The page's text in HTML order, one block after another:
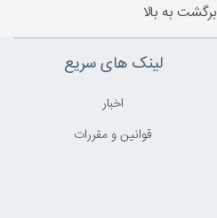
برگشت به بالا
لینک های سریع
اخبار
قوانين و مقررات